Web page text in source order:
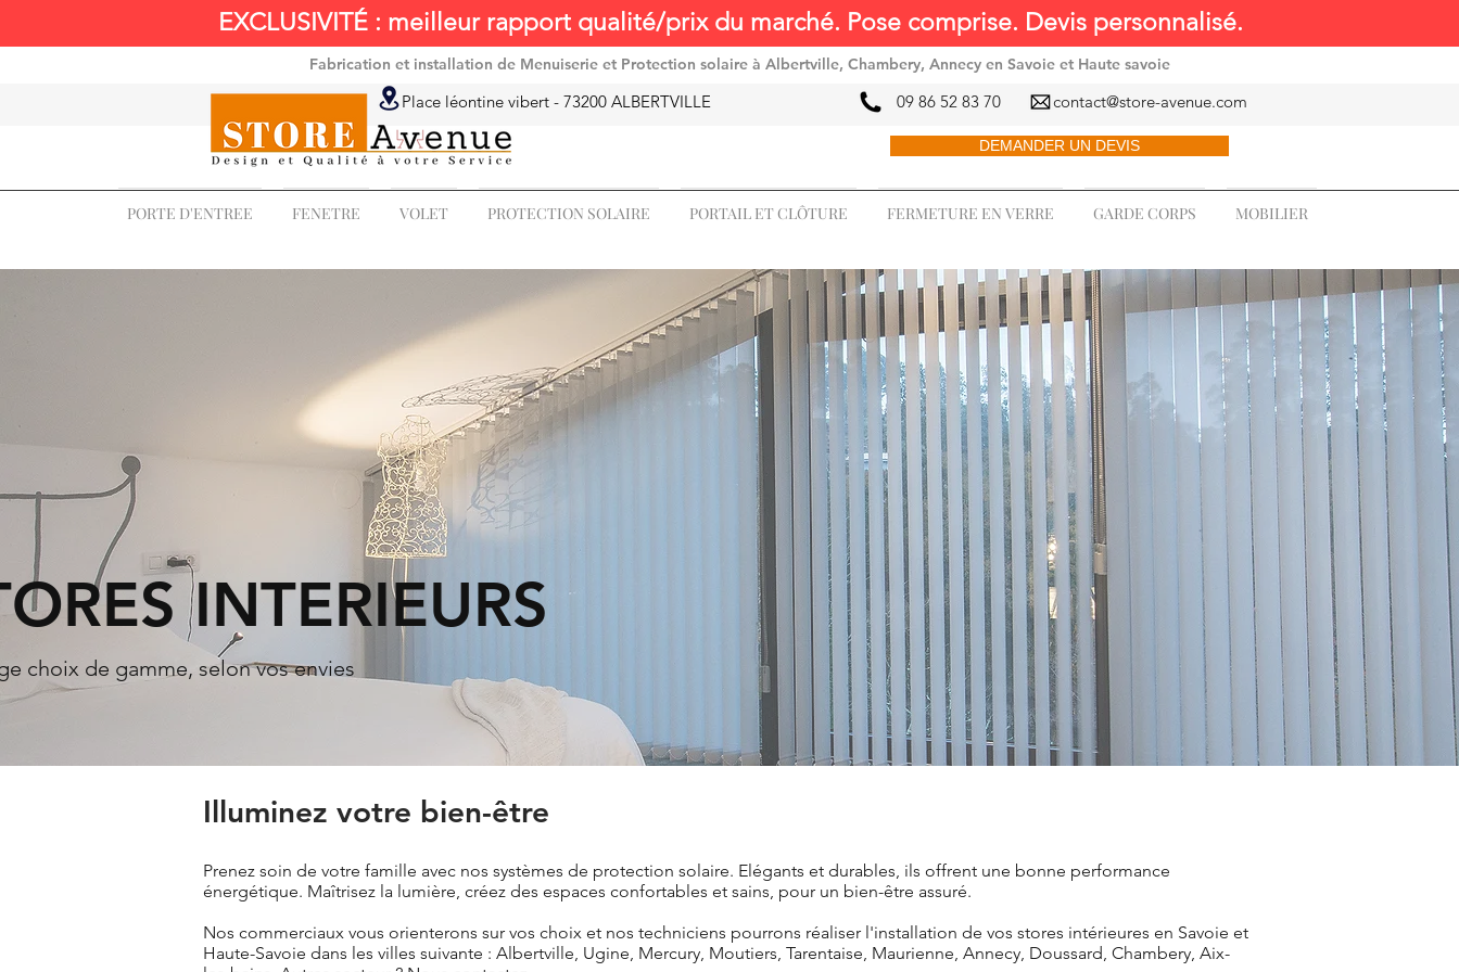
EXCLUSIVITÉ : meilleur rapport qualité/prix du marché. Pose comprise. Devis personnalisé.
Fabrication et installation de Menuiserie et Protection solaire à Albertville, Chambery, Annecy en Savoie et Haute savoie
Place léontine vibert - 73200 ALBERTVILLE 09 86 52 83 70 contact@store-avenue.com
DEMANDER UN DEVIS
PORTE D'ENTREE FENETRE VOLET PROTECTION SOLAIRE PORTAIL ET CLÔTURE FERMETURE EN VERRE GARDE CORPS MOBILIER
INTERIEURS
choix de gamme, selon vos envies
Illuminez votre bien-être
Prenez soin de votre famille avec nos systèmes de protection solaire. Elégants et durables, ils offrent une bonne performance
énergétique. Maîtrisez la lumière, créez des espaces confortables et sains, pour un bien-être assuré.
Nos commerciaux vous orienterons sur vos choix et nos techniciens pourrons réaliser l'installation de vos stores intérieures en Savoie et
Haute-Savoie dans les villes suivante : Albertville, Ugine, Mercury, Moutiers, Tarentaise, Maurienne, Annecy, Doussard, Chambery, Aix-